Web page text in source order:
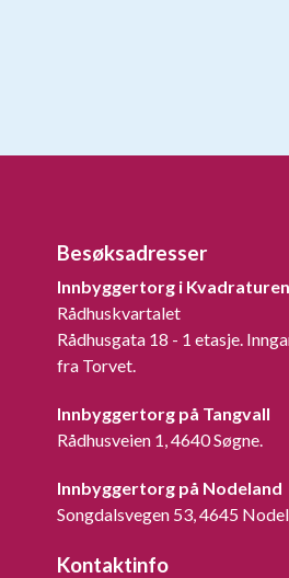
Besøksadresser
Innbyggertorg i Kvadraturen
Rådhuskvartalet
Rådhusgata 18 - 1 etasje.
fra Torvet.
Innbyggertorg på Tangvall
Rådhusveien 1, 4640 Søgne.
Innbyggertorg på Nodeland
Songdalsvegen 53, 4645
Kontaktinfo